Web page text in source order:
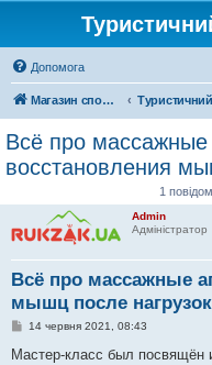
Допомога
Магазин спорядження
Всё про
восстановления
1
Admin
Адміністратор
Всё про массажные
мышц после нагрузок
П
в
14 червня 2021, 08:43
Мастер-класс был посвящён